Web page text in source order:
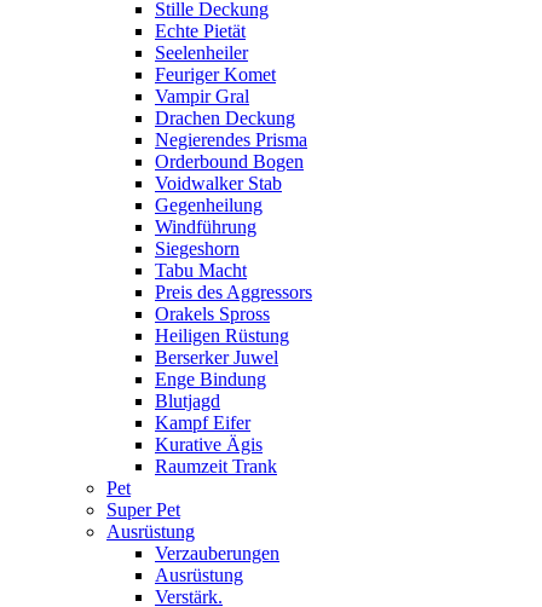
Stille Deckung
Echte Pietät
Seelenheiler
Feuriger Komet
Vampir Gral
Drachen Deckung
Negierendes Prisma
Orderbound Bogen
Voidwalker Stab
Gegenheilung
Windführung
Siegeshorn
Tabu Macht
Preis des Aggressors
Orakels Spross
Heiligen Rüstung
Berserker Juwel
Enge Bindung
Blutjagd
Kampf Eifer
Kurative Ägis
Raumzeit Trank
Pet
Super Pet
Ausrüstung
Verzauberungen
Ausrüstung
Verstärk.